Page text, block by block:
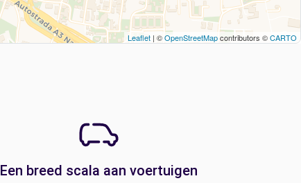
Leaflet | ©OpenStreetMapcontributors ©CARTO
Een breed scala aan voertuigen